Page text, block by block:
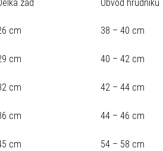
zad Obvod hrudníku
cm 38 – 40 cm
cm 40 – 42 cm
cm 42 – 44 cm
cm 44 – 46 cm
cm 54 – 58 cm